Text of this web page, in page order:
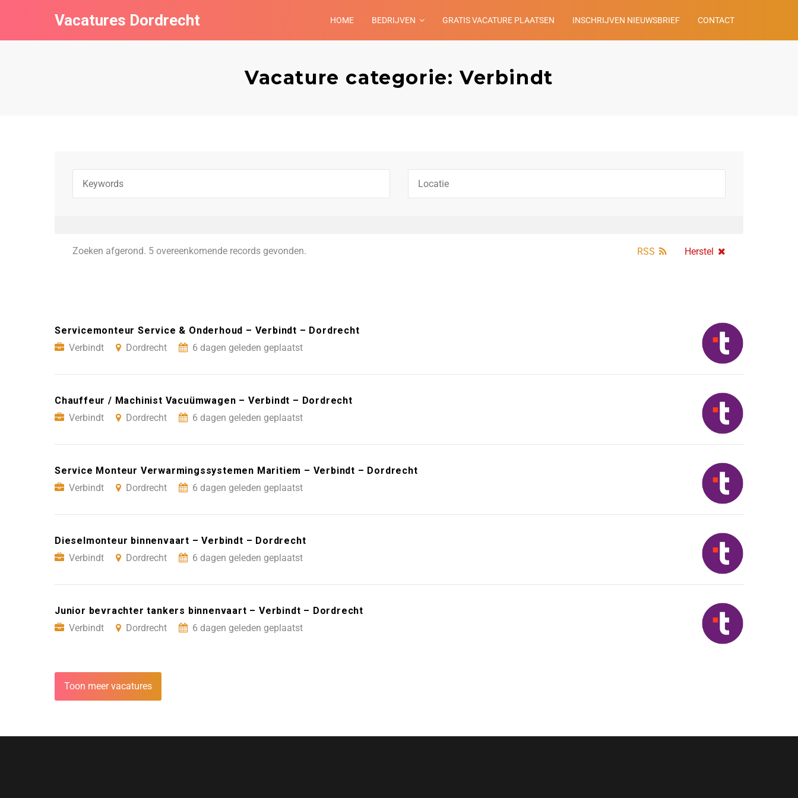
Vacatures Dordrecht HOME BEDRIJVEN GRATIS VACATURE PLAATSEN INSCHRIJVEN NIEUWSBRIEF CONTACT
Vacature categorie: Verbindt
Zoeken afgerond. 5 overeenkomende records gevonden. Herstel
RSS
Servicemonteur Service & Onderhoud – Verbindt – Dordrecht
Verbindt
Dordrecht 6 dagen geleden geplaatst
Chauffeur / Machinist Vacuümwagen – Verbindt – Dordrecht
Verbindt
Dordrecht 6 dagen geleden geplaatst
Service Monteur Verwarmingssystemen Maritiem – Verbindt – Dordrecht
Verbindt
Dordrecht 6 dagen geleden geplaatst
Dieselmonteur binnenvaart – Verbindt – Dordrecht
Verbindt
Dordrecht 6 dagen geleden geplaatst
Junior bevrachter tankers binnenvaart – Verbindt – Dordrecht
Verbindt
Dordrecht 6 dagen geleden geplaatst
Toon meer vacatures